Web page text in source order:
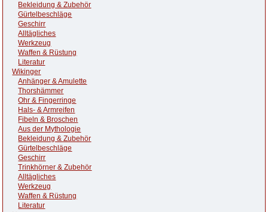
Bekleidung & Zubehör
Gürtelbeschläge
Geschirr
Alltägliches
Werkzeug
Waffen & Rüstung
Literatur
Wikinger
Anhänger & Amulette
Thorshämmer
Ohr & Fingerringe
Hals- & Armreifen
Fibeln & Broschen
Aus der Mythologie
Bekleidung & Zubehör
Gürtelbeschläge
Geschirr
Trinkhörner & Zubehör
Alltägliches
Werkzeug
Waffen & Rüstung
Literatur